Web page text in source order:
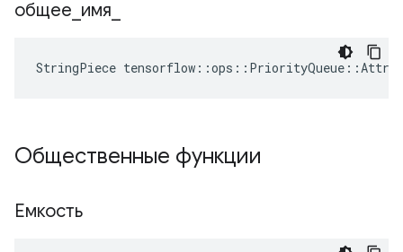
общее имя
StringPiece
Общественные функции
Емкость